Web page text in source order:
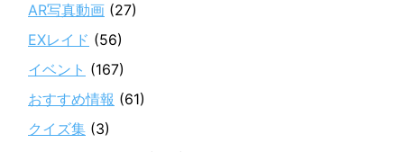
AR写真動画 (27)
EXレイド (56)
イベント (167)
おすすめ情報 (61)
クイズ集 (3)